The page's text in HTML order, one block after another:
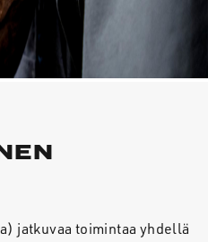
jatkuvaa toimintaa yhdellä